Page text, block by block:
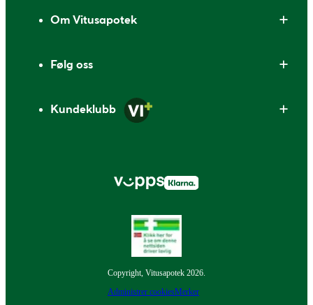
Om Vitusapotek
Følg oss
Kundeklubb
Copyright, Vitusapotek 2026.
Administrer cookiesMerker